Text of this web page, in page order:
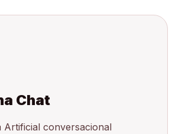
Chat
Artificial conversacional